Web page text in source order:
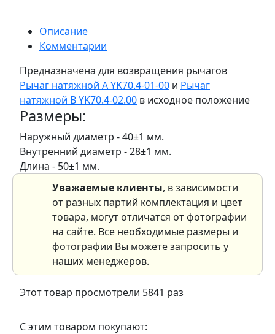
Описание
Комментарии
Предназначена для возвращения рычагов
Рычаг натяжной А YK70.4-01-00 и Рычаг
натяжной В YK70.4-02.00 в исходное положение
Размеры:
Наружный диаметр - 40±1 мм.
Внутренний диаметр - 28±1 мм.
Длина - 50±1 мм.
Уважаемые клиенты, в зависимости
от разных партий комплектация и цвет
товара, могут отличатся от фотографии
на сайте. Все необходимые размеры и
фотографии Вы можете запросить у
наших менеджеров.
Этот товар просмотрели 5841 раз
С этим товаром покупают: